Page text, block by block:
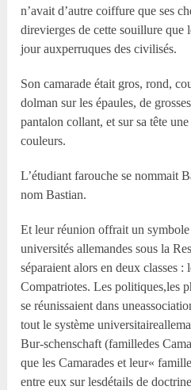
n’avait d’autre coiffure que ses
direvierges de cette souillure que
jour auxperruques des civilisés.
Son camarade était gros, rond,
dolman sur les épaules, de
pantalon collant, et sur sa tête
couleurs.
L’étudiant farouche se nommait
nom Bastian.
Et leur réunion offrait un symbole
universités allemandes sous la
séparaient alors en deux classes :
Compatriotes. Les politiques,les
se réunissaient dans
tout le système
Bur-schenschaft (familledes
que les Camarades et leur«
entre eux sur lesdétails de